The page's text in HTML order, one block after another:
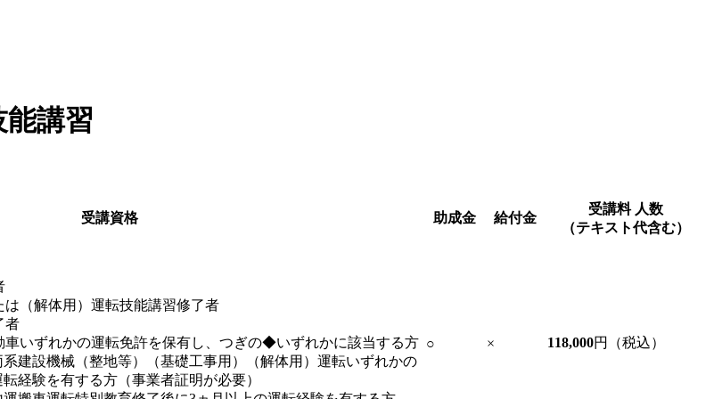
講習
受講資格 助成金 給付金
受講料 人数
（テキスト代含む）
（解体用）運転技能講習修了者
者
車いずれかの運転免許を保有し、つぎの◆いずれかに該当する方
建設機械（整地等）（基礎工事用）（解体用）運転いずれかの
経験を有する方（事業者証明が必要）
○ × 118,000円（税込）